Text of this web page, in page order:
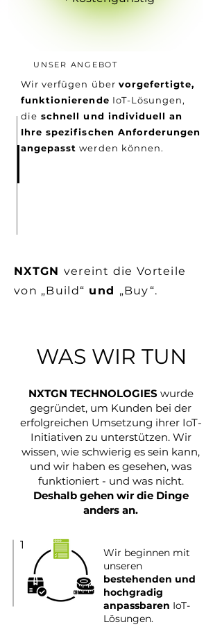
UNSER ANGEBOT
Wir verfügen über vorgefertigte,
funktionierende IoT-Lösungen,
die schnell und individuell an
Ihre spezifischen Anforderungen
angepasst werden können.
NXTGN vereint die Vorteile
von „Build“ und „Buy“.
WAS WIR TUN
NXTGN TECHNOLOGIES wurde
gegründet, um Kunden bei der
erfolgreichen Umsetzung ihrer IoT-
Initiativen zu unterstützen. Wir
wissen, wie schwierig es sein kann,
und wir haben es gesehen, was
funktioniert - und was nicht.
Deshalb gehen wir die Dinge
anders an.
1
Wir beginnen mit
unseren
bestehenden und
hochgradig
anpassbaren IoT-
Lösungen.